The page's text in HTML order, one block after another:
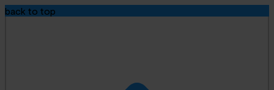
back to top